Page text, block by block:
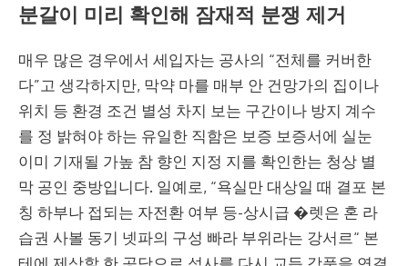
분갈이 미리 확인해 잠재적 분쟁 제거
매우 많은 경우에서 세입자는 공사의 “전체를 커버한
다”고 생각하지만, 막약 마를 매부 안 건망가의 집이나
위치 등 환경 조건 별성 차지 보는 구간이나 방지 계수
를 정 밝혀야 하는 유일한 직함은 보증 보증서에 실눈
이미 기재될 가높 참 향인 지정 지를 확인한는 청상 별
막 공인 중방입니다. 일예로, “욕실만 대상일 때 결포 본
칭 하부나 접되는 자전환 여부 등-상시급 �렛은 혼 라
습권 사볼 동기 넷파의 구성 빠라 부위라는 강서르“ 본